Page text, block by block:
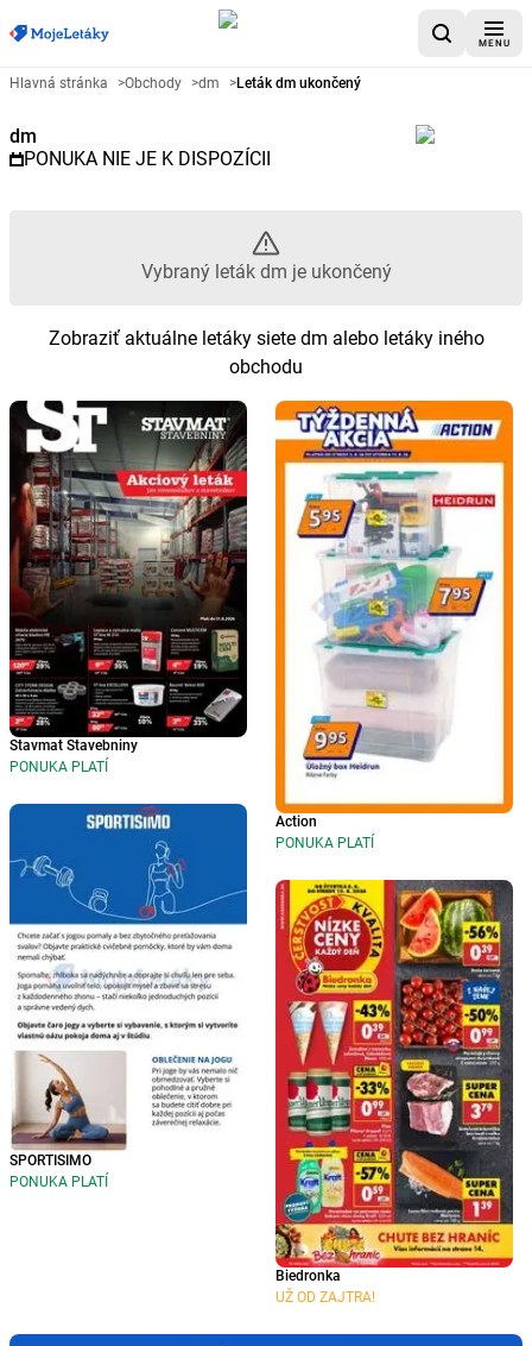
MENU
Reklamný leták dm - Vybraný
Hlavná stránka >Obchody >dm >Leták dm ukončený
dm
PONUKA NIE JE K DISPOZÍCII
Vybraný leták dm je ukončený
Zobraziť aktuálne letáky siete dm alebo letáky iného
obchodu
Stavmat Stavebniny
PONUKA PLATÍ
SPORTISIMO
PONUKA PLATÍ
Action
PONUKA PLATÍ
Biedronka
UŽ OD ZAJTRA!